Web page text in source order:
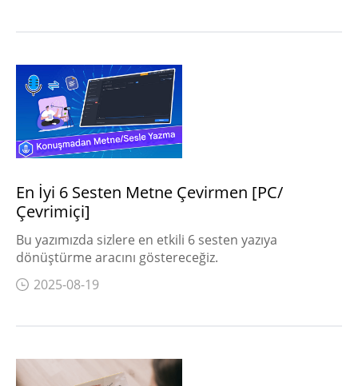
En İyi 6 Sesten Metne Çevirmen [PC/
Çevrimiçi]
Bu yazımızda sizlere en etkili 6 sesten yazıya
dönüştürme aracını göstereceğiz.
2025-08-19